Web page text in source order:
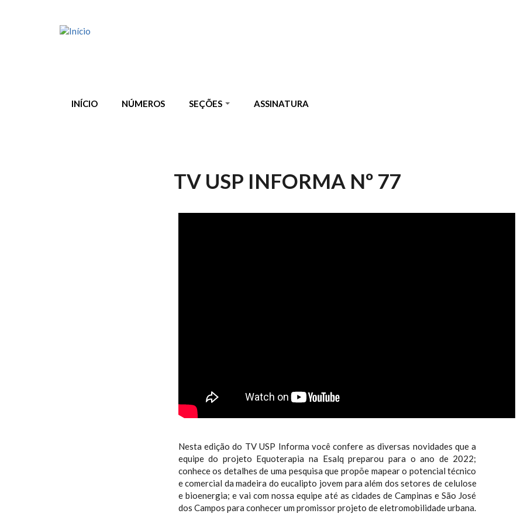
INÍCIO NÚMEROS SEÇÕES ASSINATURA
TV USP INFORMA Nº 77
Nesta edição do TV USP Informa você confere as diversas novidades que a
equipe do projeto Equoterapia na Esalq preparou para o ano de 2022;
conhece os detalhes de uma pesquisa que propõe mapear o potencial técnico
e comercial da madeira do eucalipto jovem para além dos setores de celulose
e bioenergia; e vai com nossa equipe até as cidades de Campinas e São José
dos Campos para conhecer um promissor projeto de eletromobilidade urbana.